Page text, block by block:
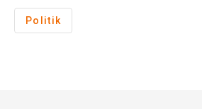
Politik